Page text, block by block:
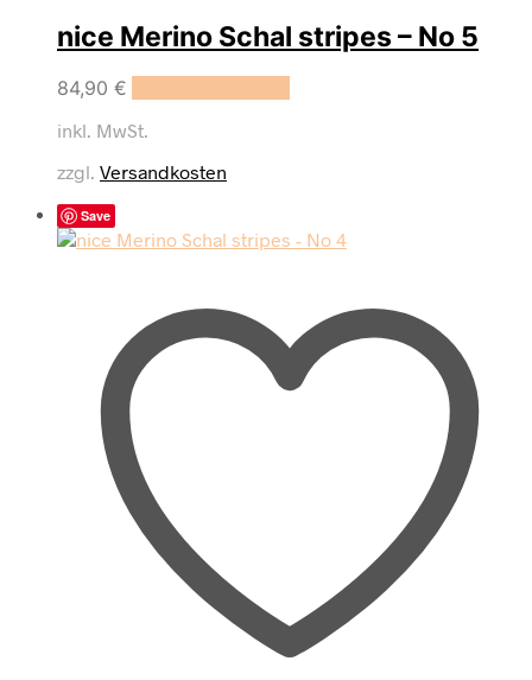
nice Merino Schal stripes – No 5
84,90 €
inkl. MwSt.
zzgl. Versandkosten
Save